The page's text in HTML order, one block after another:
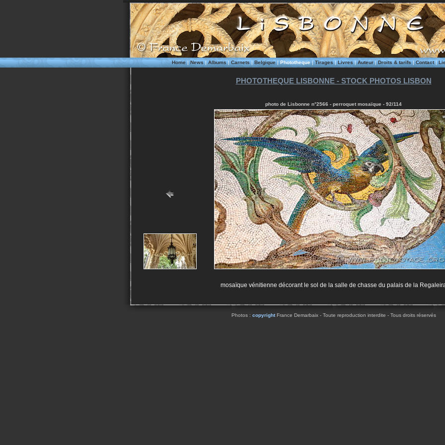
Home|News| Albums| Carnets|Belgique|Phototheque|Tirages|Livres|Auteur|Droits & tarifs|Contact|
PHOTOTHEQUE LISBONNE - STOCK PHOTOS LISBON
photo de Lisbonne n°2566 - perroquet mosaïque - 92/114
mosaïque vénitienne décorant le sol de la salle de chasse du palais de la
Photos : copyrightFrance Demarbaix - Toute reproduction interdite - Tous droits réservés